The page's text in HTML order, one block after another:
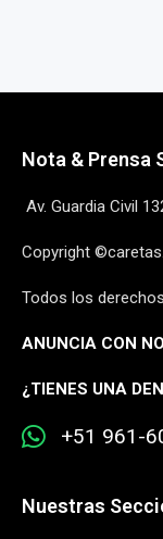
Nota & Prensa
Av. Guardia Civil
Copyright
Todos los
ANUNCIA CON
¿TIENES UNA
+51 961-
Nuestras